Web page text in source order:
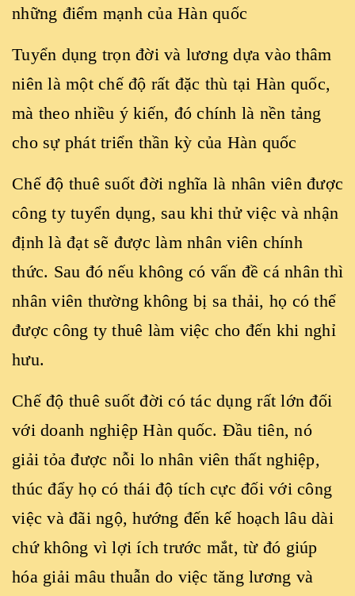
những điểm mạnh của Hàn quốc
Tuyển dụng trọn đời và lương dựa vào thâm
niên là một chế độ rất đặc thù tại Hàn quốc,
mà theo nhiều ý kiến, đó chính là nền tảng
cho sự phát triển thần kỳ của Hàn quốc
Chế độ thuê suốt đời nghĩa là nhân viên được
công ty tuyển dụng, sau khi thử việc và nhận
định là đạt sẽ được làm nhân viên chính
thức. Sau đó nếu không có vấn đề cá nhân thì
nhân viên thường không bị sa thải, họ có thể
được công ty thuê làm việc cho đến khi nghỉ
hưu.
Chế độ thuê suốt đời có tác dụng rất lớn đối
với doanh nghiệp Hàn quốc. Đầu tiên, nó
giải tỏa được nỗi lo nhân viên thất nghiệp,
thúc đẩy họ có thái độ tích cực đối với công
việc và đãi ngộ, hướng đến kế hoạch lâu dài
chứ không vì lợi ích trước mắt, từ đó giúp
hóa giải mâu thuẫn do việc tăng lương và